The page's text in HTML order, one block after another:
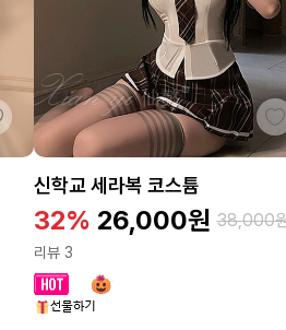
신학교 세라복 코스튬
32% 26,000원 38,000
리뷰 3